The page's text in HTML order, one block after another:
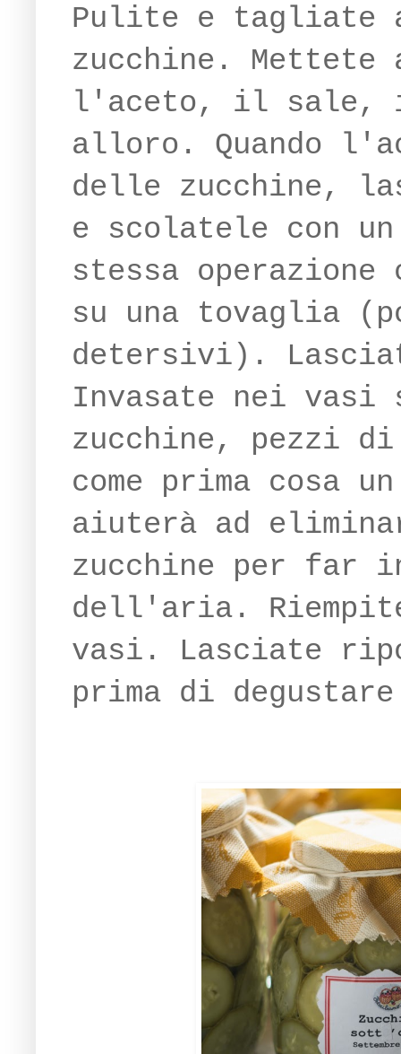
Pulite e
zucchine.
l'aceto, il sale,
alloro. Quando
delle zucchine,
e scolatele con
stessa
su una tovaglia
detersivi).
Invasate nei
zucchine, pezzi
come prima cosa
aiuterà ad
zucchine per far
dell'aria.
vasi. Lasciate
prima di